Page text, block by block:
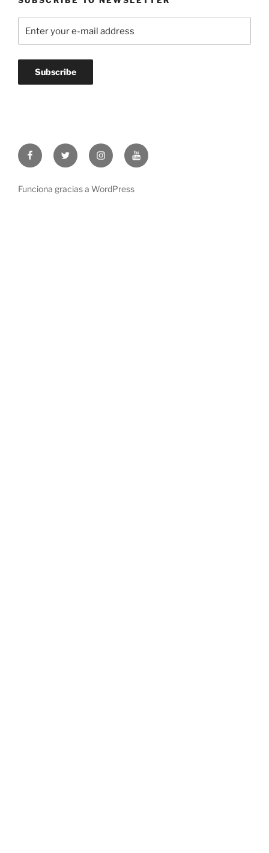
FacebookTwitter InstagramYoutube
Funciona gracias a WordPress